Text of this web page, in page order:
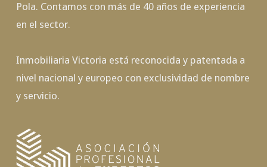
Pola. Contamos con más de 40 años de experiencia
en el sector.
Inmobiliaria Victoria está reconocida y patentada a
nivel nacional y europeo con exclusividad de nombre
y servicio.